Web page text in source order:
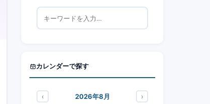
カレンダーで探す
‹ 2026年8月 ›